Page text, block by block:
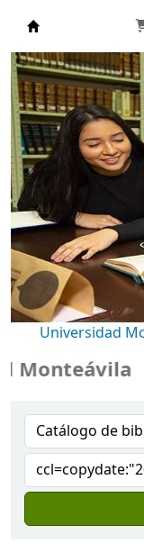
Biblioteca
Universidad